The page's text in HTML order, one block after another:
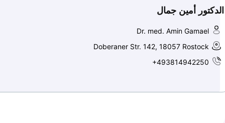
الدكتور أمين جمال
Dr. med. Amin Gamael
Doberaner Str. 142, 18057 Rostock
+493814942250